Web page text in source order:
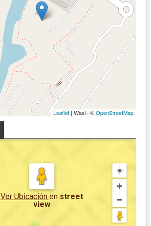
Leaflet | Wasi - ©OpenStreetMap
Ver Ubicación en street
view